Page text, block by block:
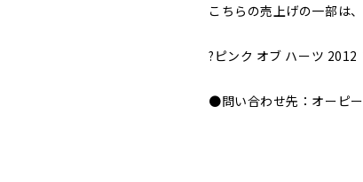
こちらの売上げの一部は
?ピンク オブ ハーツ
●問い合わせ先：オーピ